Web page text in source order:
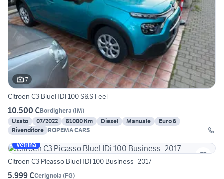
7
Citroen C3 BlueHDi 100 S&S Feel
10.500 €Bordighera (IM)
Usato
07/2022 81000 Km Diesel Manuale
Euro 6
Rivenditore ROPEMA CARS
Vetrina
Citroen C3 Picasso BlueHDi 100 Business -2017
5.999 €Cerignola (FG)